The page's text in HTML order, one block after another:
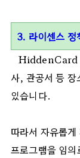
3. 라이센스 정
HiddenCard
사, 관공서 등 장
있습니다.
따라서 자유롭
프로그램을 임